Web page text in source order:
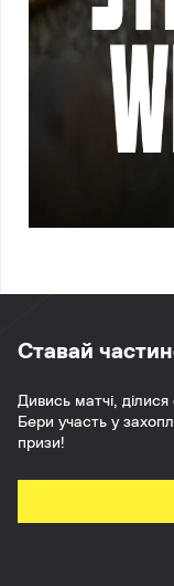
Ставай
Дивись матчі,
Бери участь у
призи!